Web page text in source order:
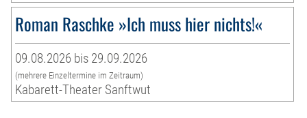
Roman Raschke »Ich muss hier nichts!«
09.08.2026 bis 29.09.2026
(mehrere Einzeltermine im Zeitraum)
Kabarett-Theater Sanftwut